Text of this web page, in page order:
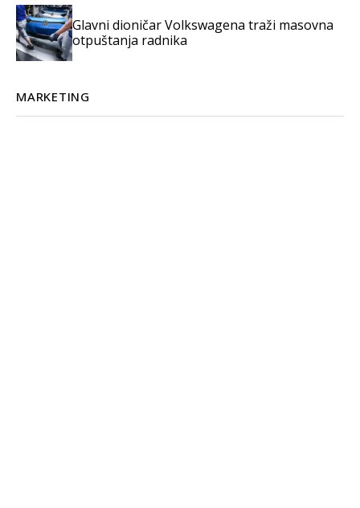
Glavni dioničar Volkswagena traži masovna
otpuštanja radnika
MARKETING